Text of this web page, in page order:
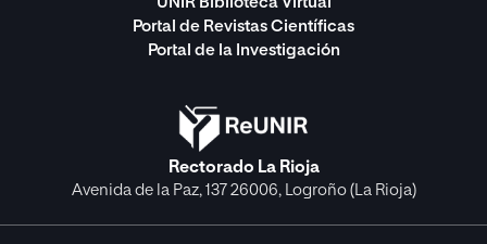
Portal de Revistas Científicas
Portal de la Investigación
Rectorado La Rioja
Avenida de la Paz, 137 26006, Logroño (La Rioja)